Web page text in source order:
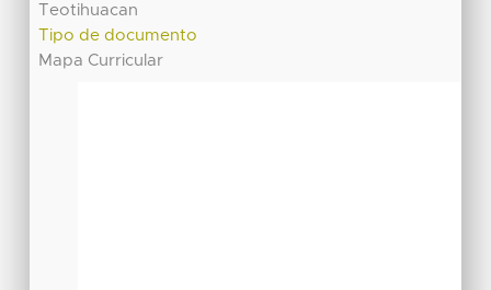
Teotihuacan
Tipo de documento
Mapa Curricular